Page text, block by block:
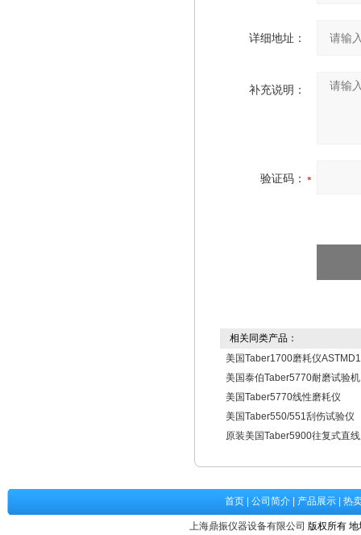
详细地址：
补充说明：
验证码：
相关同类产品：
美国Taber1700磨耗仪
美国泰伯Taber5770耐磨试验机
美国Taber5770线性磨耗仪
美国Taber550/551刮伤试验仪
原装美国Taber5900往复式直
首页| 公司简介| 产品展示| 热
上海鼎振仪器设备有限公司 版权所有